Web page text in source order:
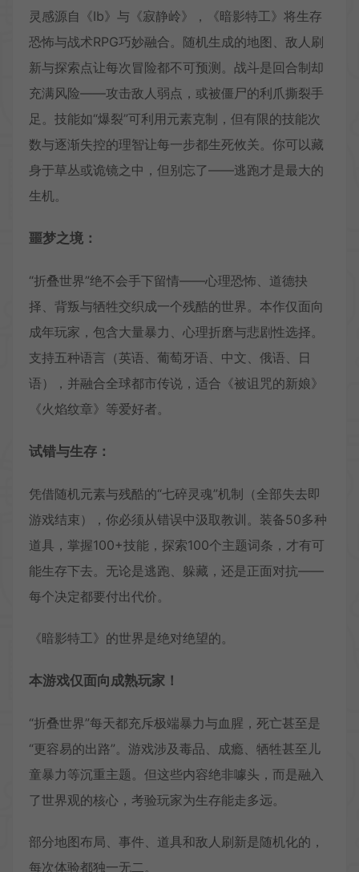
灵感源自《Ib》与《寂静岭》，《暗影特工》将生存
恐怖与战术RPG巧妙融合。随机生成的地图、敌人刷
新与探索点让每次冒险都不可预测。战斗是回合制却
充满风险——攻击敌人弱点，或被僵尸的利爪撕裂手
足。技能如“爆裂”可利用元素克制，但有限的技能次
数与逐渐失控的理智让每一步都生死攸关。你可以藏
身于草丛或诡镜之中，但别忘了——逃跑才是最大的
生机。
噩梦之境：
“折叠世界”绝不会手下留情——心理恐怖、道德抉
择、背叛与牺牲交织成一个残酷的世界。本作仅面向
成年玩家，包含大量暴力、心理折磨与悲剧性选择。
支持五种语言（英语、葡萄牙语、中文、俄语、日
语），并融合全球都市传说，适合《被诅咒的新娘》
《火焰纹章》等爱好者。
试错与生存：
凭借随机元素与残酷的“七碎灵魂”机制（全部失去即
游戏结束），你必须从错误中汲取教训。装备50多种
道具，掌握100+技能，探索100个主题词条，才有可
能生存下去。无论是逃跑、躲藏，还是正面对抗——
每个决定都要付出代价。
《暗影特工》的世界是绝对绝望的。
本游戏仅面向成熟玩家！
“折叠世界”每天都充斥极端暴力与血腥，死亡甚至是
“更容易的出路”。游戏涉及毒品、成瘾、牺牲甚至儿
童暴力等沉重主题。但这些内容绝非噱头，而是融入
了世界观的核心，考验玩家为生存能走多远。
部分地图布局、事件、道具和敌人刷新是随机化的，
每次体验都独一无二。